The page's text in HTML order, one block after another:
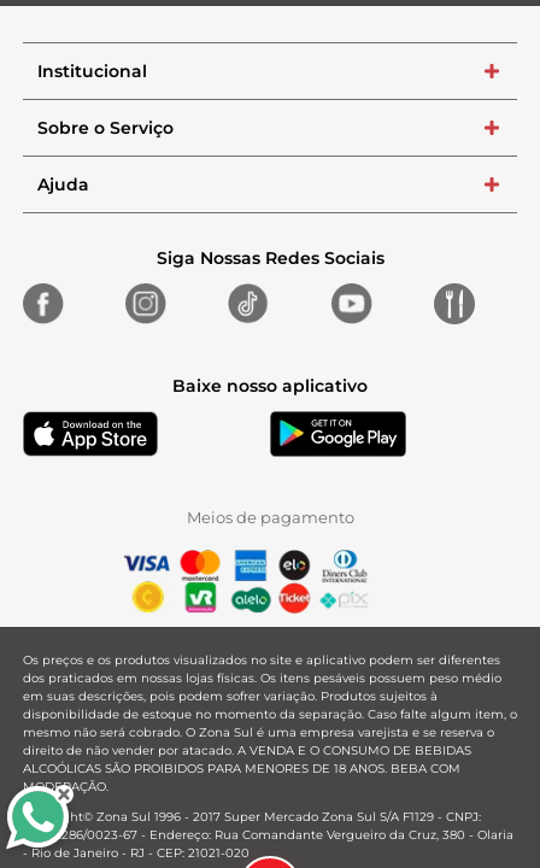
Institucional +
Sobre o Serviço +
Ajuda +
Siga Nossas Redes Sociais
Baixe nosso aplicativo
Meios de pagamento
Os preços e os produtos visualizados no site e aplicativo podem ser diferentes
dos praticados em nossas lojas físicas. Os itens pesáveis possuem peso médio
em suas descrições, pois podem sofrer variação. Produtos sujeitos à
disponibilidade de estoque no momento da separação. Caso falte algum item, o
mesmo não será cobrado. O Zona Sul é uma empresa varejista e se reserva o
direito de não vender por atacado. A VENDA E O CONSUMO DE BEBIDAS
ALCOÓLICAS SÃO PROIBIDOS PARA MENORES DE 18 ANOS. BEBA COM
MODERAÇÃO.
Copyright© Zona Sul 1996 - 2017 Super Mercado Zona Sul S/A F1129 - CNPJ:
33.381.286/0023-67 - Endereço: Rua Comandante Vergueiro da Cruz, 380 - Olaria
- Rio de Janeiro - RJ - CEP: 21021-020